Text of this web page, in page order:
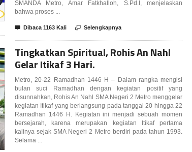
SMANDA Metro, Amar Fatkhalloh, S.Pd.I, menjelaskan
bahwa proses ...
 Dibaca 1163 Kali  Selengkapnya
Tingkatkan Spiritual, Rohis An Nahl
Gelar Itikaf 3 Hari.
Metro, 20-22 Ramadhan 1446 H – Dalam rangka mengisi
bulan suci Ramadhan dengan kegiatan positif yang
disunnahkan, Rohis An Nahl SMA Negeri 2 Metro menggelar
kegiatan Itikaf yang berlangsung pada tanggal 20 hingga 22
Ramadhan 1446 H. Kegiatan ini menjadi sebuah momen
bersejarah, karena merupakan kegiatan Itikaf pertama
kalinya sejak SMA Negeri 2 Metro berdiri pada tahun 1993.
Selama ...